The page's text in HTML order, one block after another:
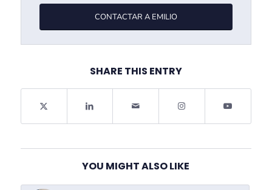
CONTACTAR A EMILIO
SHARE THIS ENTRY
YOU MIGHT ALSO LIKE